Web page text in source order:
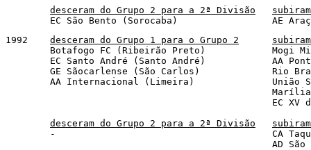
desceram do Grupo 2 para a 2ª Divisão
EC São Bento
desceram do Grupo 1 para o Grupo 2
desceram do Grupo 2 para a 2ª Divisão